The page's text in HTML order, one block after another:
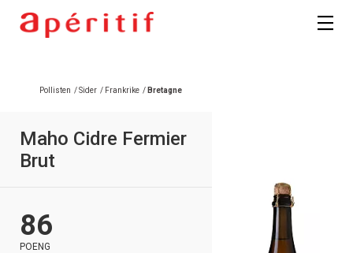
Pollisten /Sider / Frankrike / Bretagne
Maho Cidre Fermier
Brut
86
POENG